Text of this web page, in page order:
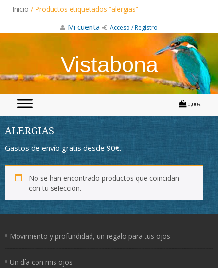
Inicio / Productos etiquetados “alergias”
Mi cuenta Acceso / Registro
Vistabona
0,00€
ALERGIAS
Gastos de envío gratis desde 90€.
No se han encontrado productos que coincidan
con tu selección.
Movimiento y profundidad, un regalo para tus ojos
Un día con mis ojos